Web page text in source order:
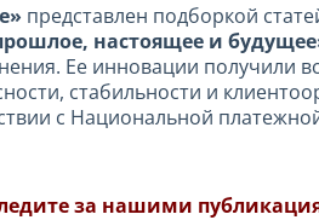
представлен подборкой
настоящее и
Ее инновации получили
стабильности и
с Национальной
за нашими